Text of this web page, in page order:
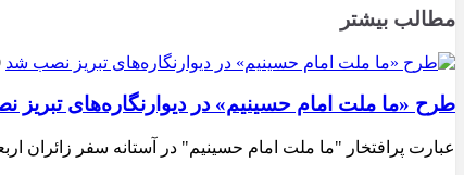
مطالب بیشتر
طرح «ما ملت امام حسینیم» در دیوارنگاره‌های
عبارت پرافتخار "ما ملت امام حسینیم" در آستانه سفر زائران